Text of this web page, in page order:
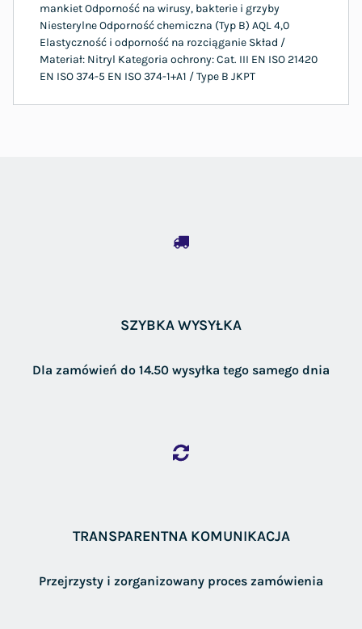
mankiet Odporność na wirusy, bakterie i grzyby
Niesterylne Odporność chemiczna (Typ B) AQL 4,0
Elastyczność i odporność na rozciąganie Skład /
Materiał: Nitryl Kategoria ochrony: Cat. III EN ISO 21420
EN ISO 374-5 EN ISO 374-1+A1 / Type B JKPT
SZYBKA WYSYŁKA
Dla zamówień do 14.50 wysyłka tego samego dnia
TRANSPARENTNA KOMUNIKACJA
Przejrzysty i zorganizowany proces zamówienia